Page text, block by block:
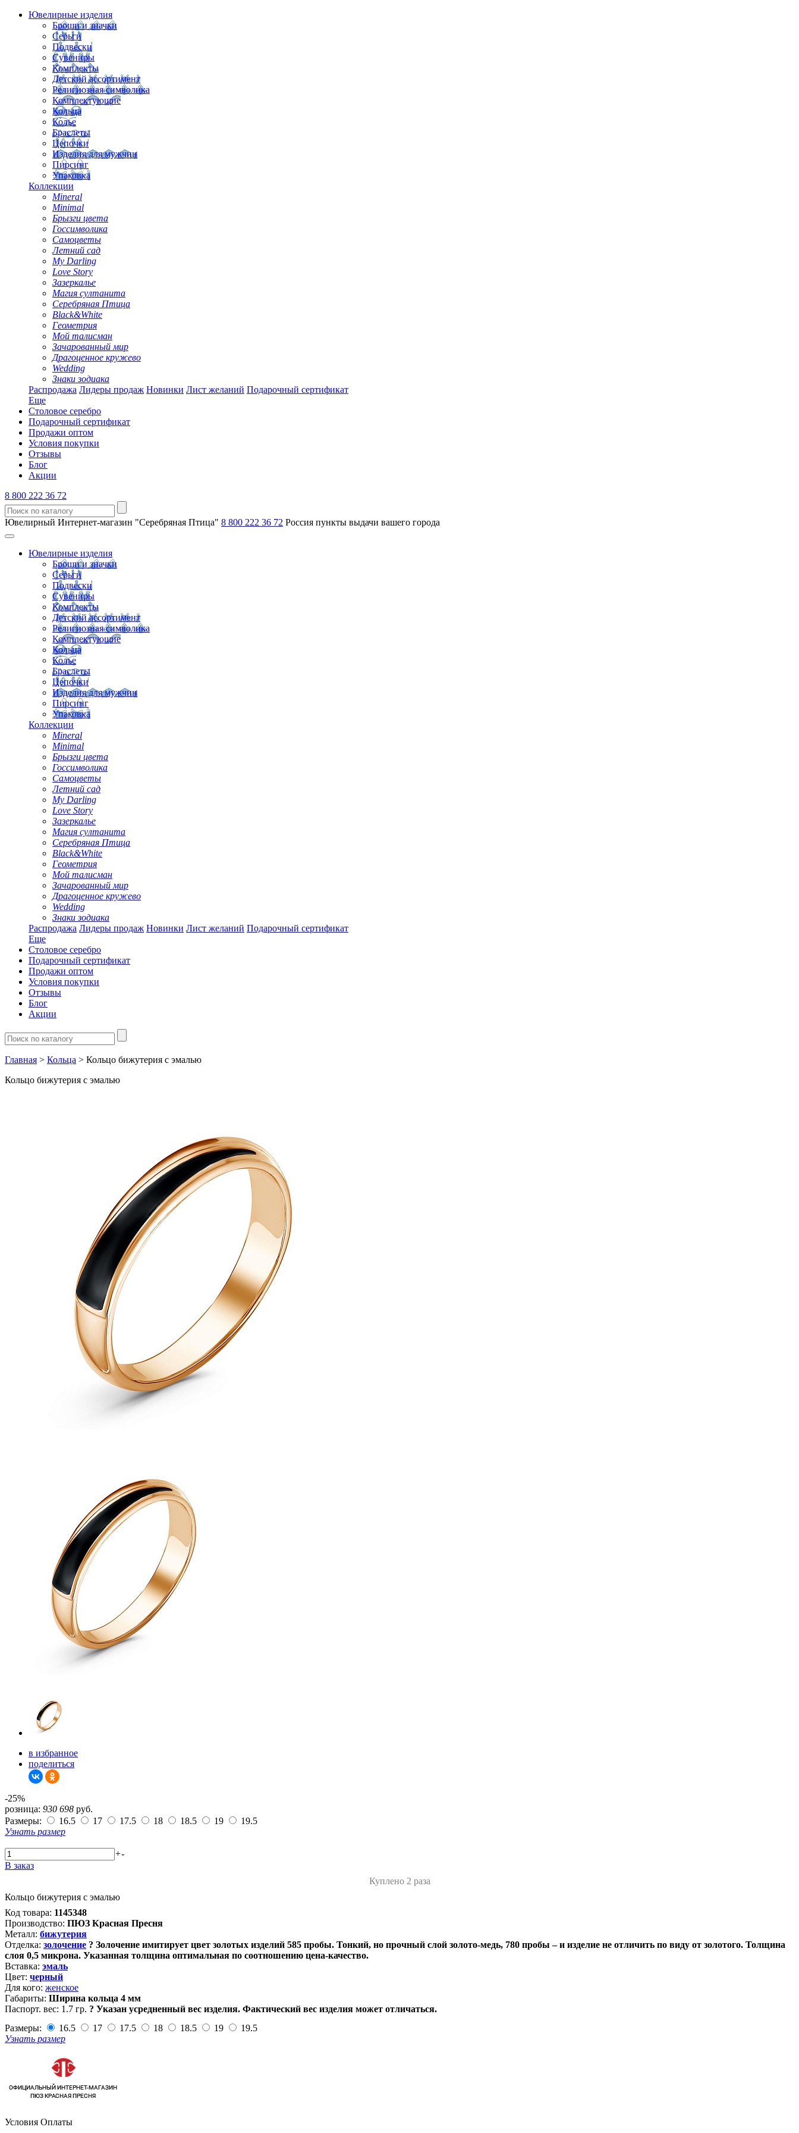
Ювелирные изделия
Броши и значки
Серьги
Подвески
Сувениры
Комплекты
Детский ассортимент
Религиозная символика
Комплектующие
Кольца
Колье
Браслеты
Цепочки
Изделия для мужчин
Пирсинг
Упаковка
Коллекции
Mineral
Minimal
Брызги цвета
Госсимволика
Самоцветы
Летний сад
My Darling
Love Story
Зазеркалье
Магия султанита
Серебряная Птица
Black&White
Геометрия
Мой талисман
Зачарованный мир
Драгоценное кружево
Wedding
Знаки зодиака
Распродажа Лидеры продаж Новинки Лист желаний Подарочный сертификат
Еще
Столовое серебро
Подарочный сертификат
Продажи оптом
Условия покупки
Отзывы
Блог
Акции
8 800 222 36 72
Ювелирный Интернет-магазин "Серебряная Птица" 8 800 222 36 72 Россия пункты выдачи вашего города
Ювелирные изделия
Броши и значки
Серьги
Подвески
Сувениры
Комплекты
Детский ассортимент
Религиозная символика
Комплектующие
Кольца
Колье
Браслеты
Цепочки
Изделия для мужчин
Пирсинг
Упаковка
Коллекции
Mineral
Minimal
Брызги цвета
Госсимволика
Самоцветы
Летний сад
My Darling
Love Story
Зазеркалье
Магия султанита
Серебряная Птица
Black&White
Геометрия
Мой талисман
Зачарованный мир
Драгоценное кружево
Wedding
Знаки зодиака
Распродажа Лидеры продаж Новинки Лист желаний Подарочный сертификат
Еще
Столовое серебро
Подарочный сертификат
Продажи оптом
Условия покупки
Отзывы
Блог
Акции
Главная > Кольца > Кольцо бижутерия с эмалью
Кольцо бижутерия с эмалью
в избранное
поделиться
-25%
розница: 930 698 руб.
Размеры:
16.5 17 17.5 18 18.5 19
19.5
Узнать размер
+-
В заказ
Куплено 2 раза
Кольцо бижутерия с эмалью
Код товара: 1145348
Производство: ПЮЗ Красная Пресня
Металл: бижутерия
Отделка: золочение ? Золочение имитирует цвет золотых изделий 585 пробы. Тонкий, но прочный слой золото-медь, 780 пробы – и изделие не отличить по виду от золотого. Толщина
слоя 0,5 микрона. Указанная толщина оптимальная по соотношению цена-качество.
Вставка: эмаль
Цвет: черный
Для кого: женское
Габариты: Ширина кольца 4 мм
Паспорт. вес: 1.7 гр. ? Указан усредненный вес изделия. Фактический вес изделия может отличаться.
Размеры:
16.5 17 17.5 18 18.5 19
19.5
Узнать размер
Условия Оплаты